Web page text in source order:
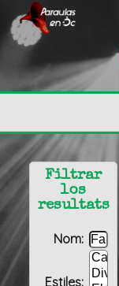
Filtrar
los
resultats
Nom:
Estiles: